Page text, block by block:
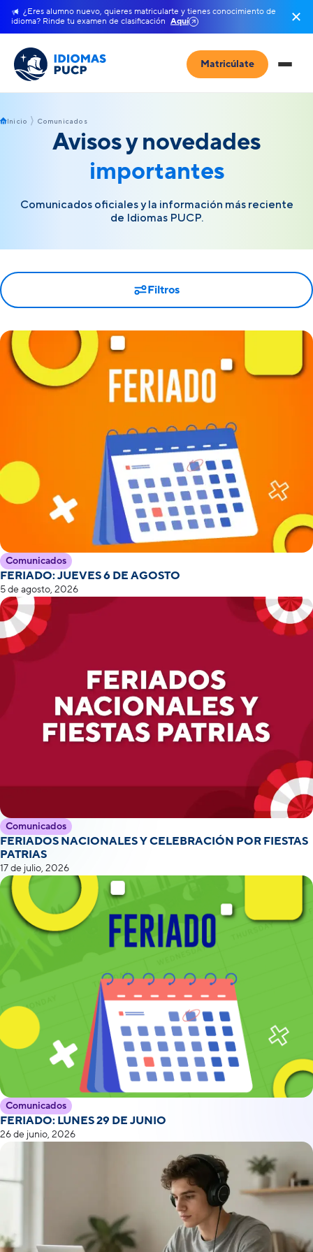
¿Eres alumno nuevo, quieres matricularte y tienes conocimiento de
idioma? Rinde tu examen de clasificación Aquí
Matricúlate
Inicio Comunicados
Avisos y novedades
importantes
Comunicados oficiales y la información más reciente
de Idiomas PUCP.
Filtros
Comunicados
FERIADO: JUEVES 6 DE AGOSTO
5 de agosto, 2026
Comunicados
FERIADOS NACIONALES Y CELEBRACIÓN POR FIESTAS
PATRIAS
17 de julio, 2026
Comunicados
FERIADO: LUNES 29 DE JUNIO
26 de junio, 2026